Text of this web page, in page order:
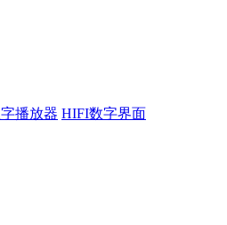
播放器 HIFI数字界面